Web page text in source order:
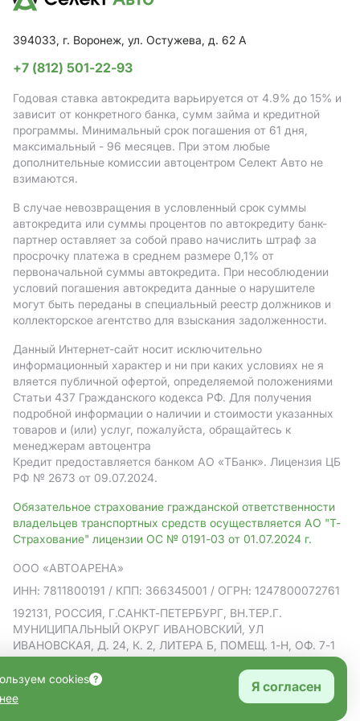
394033, г. Воронеж, ул. Остужева, д. 62 А
+7 (812) 501-22-93
Годовая ставка автокредита варьируется от 4.9% до 15% и
зависит от конкретного банка, сумм займа и кредитной
программы. Минимальный срок погашения от 61 дня,
максимальный - 96 месяцев. При этом любые
дополнительные комиссии автоцентром Селект Авто не
взимаются.
В случае невозвращения в условленный срок суммы
автокредита или суммы процентов по автокредиту банк-
партнер оставляет за собой право начислить штраф за
просрочку платежа в среднем размере 0,1% от
первоначальной суммы автокредита. При несоблюдении
условий погашения автокредита данные о нарушителе
могут быть переданы в специальный реестр должников и
коллекторское агентство для взыскания задолженности.
Данный Интернет-сайт носит исключительно
информационный характер и ни при каких условиях не я
вляется публичной офертой, определяемой положениями
Статьи 437 Гражданского кодекса РФ. Для получения
подробной информации о наличии и стоимости указанных
товаров и (или) услуг, пожалуйста, обращайтесь к
менеджерам автоцентра
Кредит предоставляется банком АO «ТБанк». Лицензия ЦБ
РФ № 2673 от 09.07.2024.
Обязательное страхование гражданской ответственности
владельцев транспортных средств осуществляется АО "Т-
Страхование" лицензии ОС № 0191-03 от 01.07.2024 г.
ООО «АВТОАРЕНА»
ИНН: 7811800191 / КПП: 366345001 / ОГРН: 1247800072761
192131, РОССИЯ, Г.САНКТ-ПЕТЕРБУРГ, ВН.ТЕР.Г.
МУНИЦИПАЛЬНЫЙ ОКРУГ ИВАНОВСКИЙ, УЛ
ИВАНОВСКАЯ, Д. 24, К. 2, ЛИТЕРА Б, ПОМЕЩ. 1-Н, ОФ. 7-1
Политика в отношении обработки персональных данных
Согласие на рекламную рассылку
Правовая информация
cookies
Я согласен